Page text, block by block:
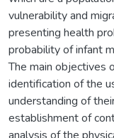
vulnerability and
presenting health
probability of infant
The main objectives
identification of the
understanding of
establishment of